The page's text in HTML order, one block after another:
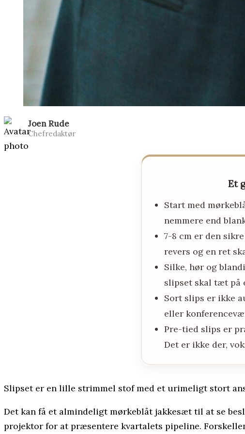
Joen Rude
Chefredaktør
Et
Start med
nemmere end
7-8 cm er den
revers og en ret
Silke, hør og
slipset skal tæt på
Sort slips er ikke
eller
Pre-tied slips er
Det er ikke der,
Slipset er en lille strimmel stof med et urimeligt stort
Det kan få et almindeligt mørkeblåt jakkesæt til at se
projektor for at præsentere kvartalets pipeline.